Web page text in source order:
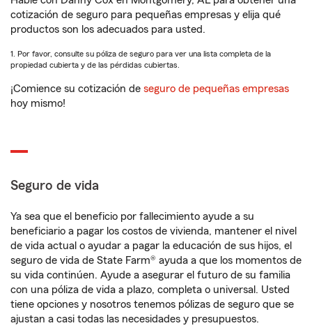
cotización de seguro para pequeñas empresas y elija qué
productos son los adecuados para usted.
1. Por favor, consulte su póliza de seguro para ver una lista completa de la
propiedad cubierta y de las pérdidas cubiertas.
¡Comience su cotización de seguro de pequeñas empresas
hoy mismo!
Seguro de vida
Ya sea que el beneficio por fallecimiento ayude a su
beneficiario a pagar los costos de vivienda, mantener el nivel
de vida actual o ayudar a pagar la educación de sus hijos, el
seguro de vida de State Farm® ayuda a que los momentos de
su vida continúen. Ayude a asegurar el futuro de su familia
con una póliza de vida a plazo, completa o universal. Usted
tiene opciones y nosotros tenemos pólizas de seguro que se
ajustan a casi todas las necesidades y presupuestos.